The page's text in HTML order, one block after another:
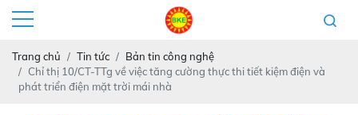
Trang chủ Tin tức
Bản tin công nghệ
Chỉ thị 10/CT-TTg về việc tăng cường thực thi tiết kiệm điện và
phát triển điện mặt trời mái nhà